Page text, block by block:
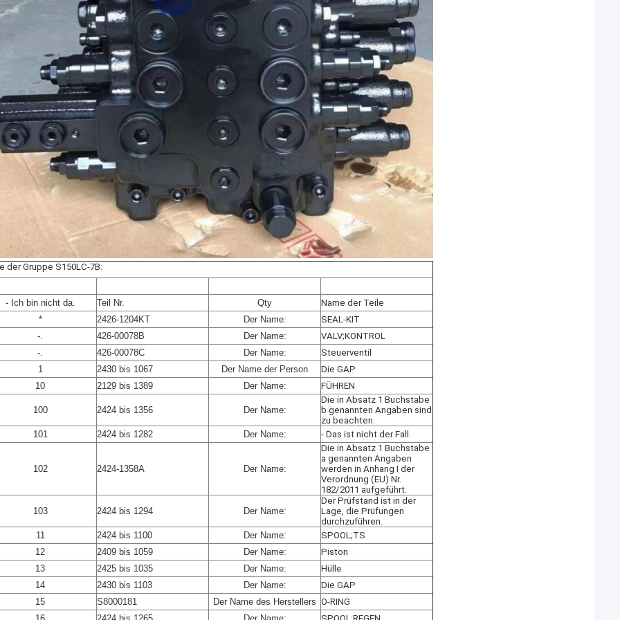
der Gruppe S150LC-7B:
- Ich bin nicht da. Teil Nr. Qty
Name der Teile
*
2426-1204KT Der Name:
SEAL-KIT
-.
426-00078B Der Name:
VALV;KONTROL
-.
426-00078C Der Name:
Steuerventil
1
2430 bis 1067 Der Name der Person
Die GAP
10
2129 bis 1389 Der Name: FÜHREN
100 2424 bis 1356 Der Name:
Die in Absatz 1 Buchstabe
b genannten Angaben sind
zu beachten.
101
2424 bis 1282 Der Name: - Das ist nicht der Fall.
102 2424-1358A Der Name:
Die in Absatz 1 Buchstabe
a genannten Angaben
werden in Anhang I der
Verordnung (EU) Nr.
182/2011 aufgeführt.
103 2424 bis 1294 Der Name:
Der Prüfstand ist in der
Lage, die Prüfungen
durchzuführen.
11
2424 bis 1100 Der Name:
SPOOL;TS
12
2409 bis 1059 Der Name:
Piston
13
2425 bis 1035 Der Name:
Hülle
14
2430 bis 1103 Der Name:
Die GAP
15
S8000181 Der Name des Herstellers O-RING